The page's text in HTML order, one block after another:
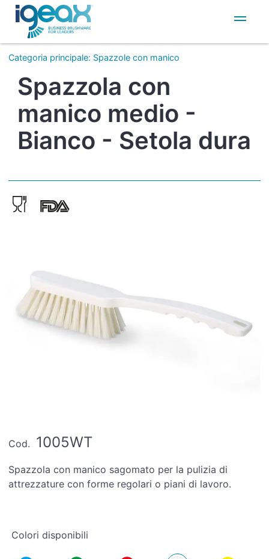
IT
EN
Categoria principale: Spazzole con manico
Spazzola con
manico medio -
Bianco - Setola dura
Cod. 1005WT
Spazzola con manico sagomato per la pulizia di
attrezzature con forme regolari o piani di lavoro.
Colori disponibili